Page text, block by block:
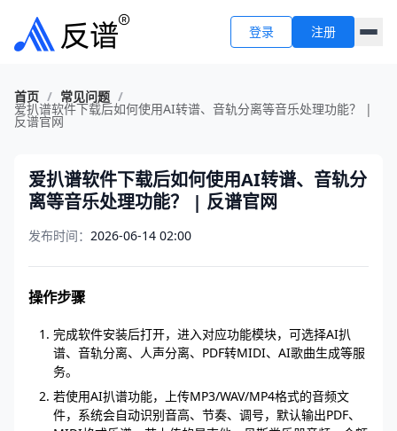
登录 注册
首页 / 常见问题 /
爱扒谱软件下载后如何使用AI转谱、音轨分离等音乐处理功能？ |
反谱官网
爱扒谱软件下载后如何使用AI转谱、音轨分
离等音乐处理功能？ | 反谱官网
发布时间： 2026-06-14 02:00
操作步骤
完成软件安装后打开，进入对应功能模块，可选择AI扒
谱、音轨分离、人声分离、PDF转MIDI、AI歌曲生成等服
务。
若使用AI扒谱功能，上传MP3/WAV/MP4格式的音频文
件，系统会自动识别音高、节奏、调号，默认输出PDF、